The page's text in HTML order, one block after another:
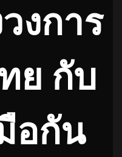
งการ
ย กับ
อกัน